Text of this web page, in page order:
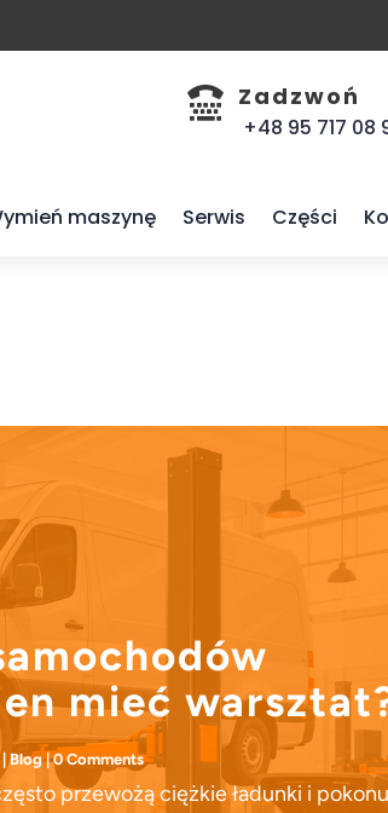
 Zadzwoń
+48 95 717 08
maszynę Serwis Części
mieć
| Blog| 0 Comments
przewożą ciężkie ładunki i